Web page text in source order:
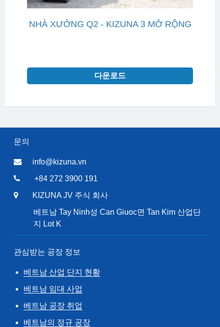
NHÀ XƯỞNG Q2 - KIZUNA 3 MỞ RỘNG
다운로드
문의
info@kizuna.vn
+84 272 3900 191
KIZUNA JV 주식 회사
베트남 Tay Ninh성 Can Giuoc면 Tan Kim 산업단
지 Lot K
관심받는 공장 정보
베트남 산업 단지 현황
베트남 임대 사업
베트남 공장 취업
베트남의 정규 공장